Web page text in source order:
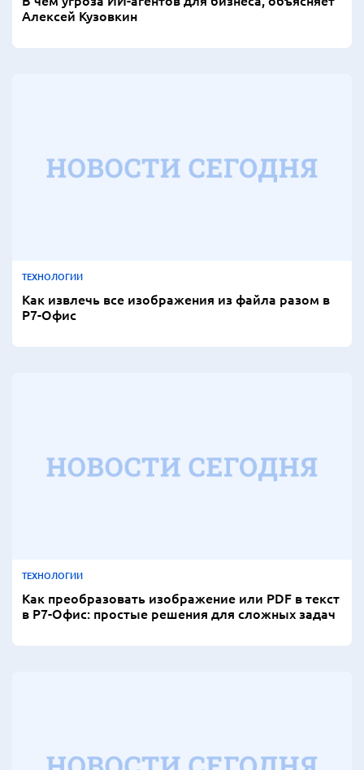
Алексей Кузовкин
ТЕХНОЛОГИИ
Как извлечь все изображения из файла разом в
Р7-Офис
ТЕХНОЛОГИИ
Как преобразовать изображение или PDF в текст
в Р7-Офис: простые решения для сложных задач